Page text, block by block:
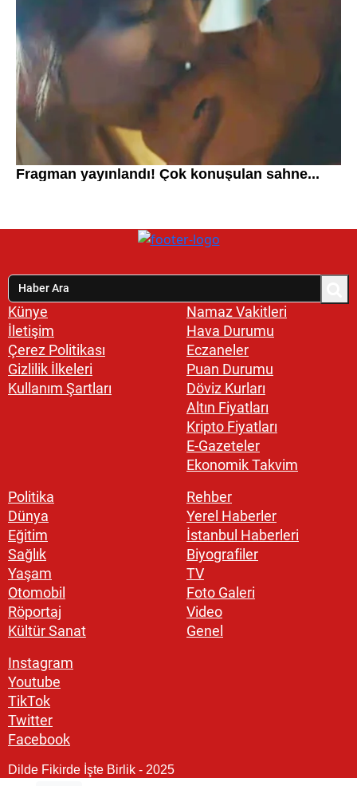
Künye
İletişim
Çerez Politikası
Gizlilik İlkeleri
Kullanım Şartları
Namaz Vakitleri
Hava Durumu
Eczaneler
Puan Durumu
Döviz Kurları
Altın Fiyatları
Kripto Fiyatları
E-Gazeteler
Ekonomik Takvim
Politika
Dünya
Eğitim
Sağlık
Yaşam
Otomobil
Röportaj
Kültür Sanat
Rehber
Yerel Haberler
İstanbul Haberleri
Biyografiler
TV
Foto Galeri
Video
Genel
Instagram
Youtube
TikTok
Twitter
Facebook
Dilde Fikirde İşte Birlik - 2025